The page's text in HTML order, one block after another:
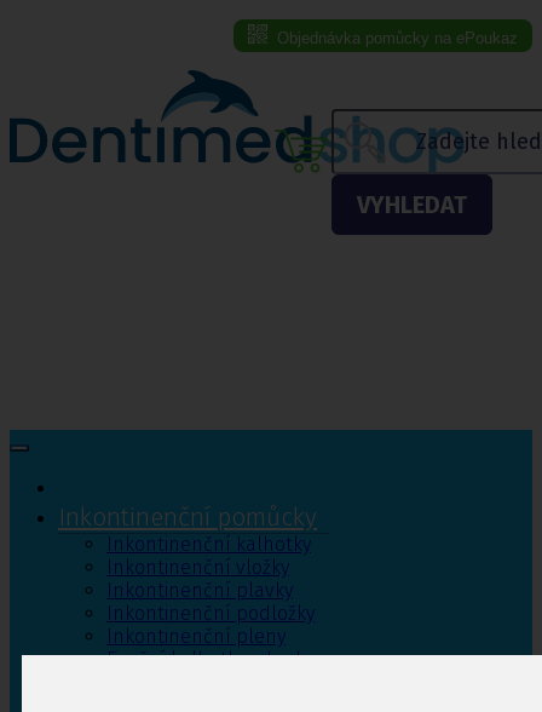
Objednávka pomůcky na ePoukaz
VYHLEDAT
Inkontinenční pomůcky
Inkontinenční kalhotky
Inkontinenční vložky
Inkontinenční plavky
Inkontinenční podložky
Inkontinenční pleny
Fixační kalhotky a body